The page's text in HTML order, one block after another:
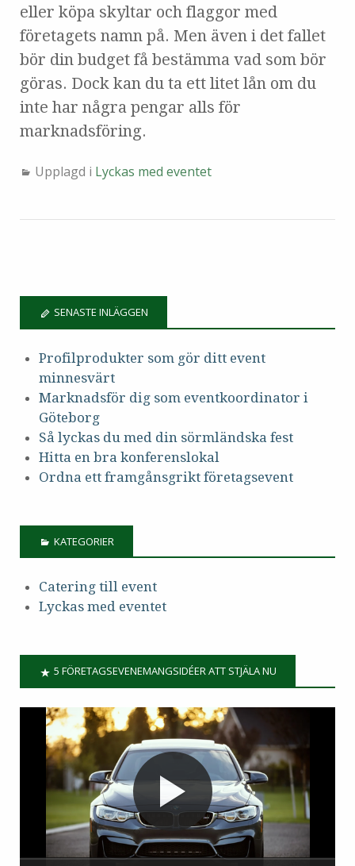
eller köpa skyltar och flaggor med
företagets namn på. Men även i det fallet
bör din budget få bestämma vad som bör
göras. Dock kan du ta ett litet lån om du
inte har några pengar alls för
marknadsföring.
Upplagd i Lyckas med eventet
SENASTE INLÄGGEN
Profilprodukter som gör ditt event
minnesvärt
Marknadsför dig som eventkoordinator i
Göteborg
Så lyckas du med din sörmländska fest
Hitta en bra konferenslokal
Ordna ett framgånsgrikt företagsevent
KATEGORIER
Catering till event
Lyckas med eventet
5 FÖRETAGSEVENEMANGSIDÉER ATT STJÄLA NU